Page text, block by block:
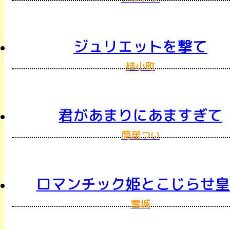
ジュリエットを撃て
桂小町
君があまりにあますぎて
筒居つい
ロマンチック姫とこじらせ
雪城